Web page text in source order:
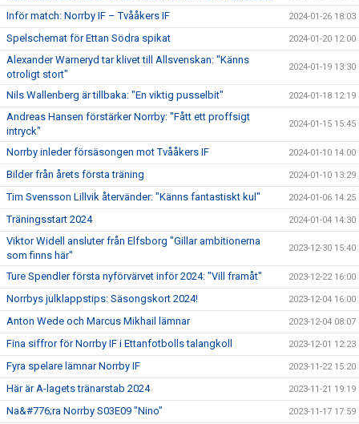
Inför match: Norrby IF – Tvååkers IF 2024-01-26 18:03
Spelschemat för Ettan Södra spikat 2024-01-20 12:00
Alexander Warneryd tar klivet till Allsvenskan: "Känns
otroligt stort"
2024-01-19 13:30
Nils Wallenberg är tillbaka: "En viktig pusselbit" 2024-01-18 12:19
Andreas Hansen förstärker Norrby: "Fått ett proffsigt
intryck"
2024-01-15 15:45
Norrby inleder försäsongen mot Tvååkers IF 2024-01-10 14:00
Bilder från årets första träning 2024-01-10 13:29
Tim Svensson Lillvik återvänder: "Känns fantastiskt kul" 2024-01-06 14:25
Träningsstart 2024 2024-01-04 14:30
Viktor Widell ansluter från Elfsborg "Gillar ambitionerna
som finns här"
2023-12-30 15:40
Ture Spendler första nyförvärvet inför 2024: "Vill framåt" 2023-12-22 16:00
Norrbys julklappstips: Säsongskort 2024! 2023-12-04 16:00
Anton Wede och Marcus Mikhail lämnar 2023-12-04 08:07
Fina siffror för Norrby IF i Ettanfotbolls talangkoll 2023-12-01 12:23
Fyra spelare lämnar Norrby IF 2023-11-22 15:20
Här är A-lagets tränarstab 2024 2023-11-21 19:19
Na&#776;ra Norrby S03E09 "Nino" 2023-11-17 17:59